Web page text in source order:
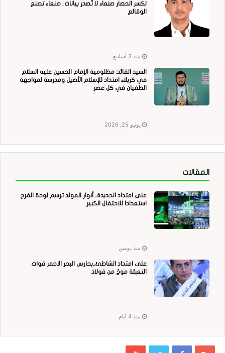
لكسر الحصار صنعاء لا تُصدر بيانات.. صنعاء تصنع
الوقائع
منذ 3 أسابيع
السيد القائد: مظلومية الإمام الحسين عليه السلام
في كربلاء امتداد للإسلام الأصيل ومدرسة لمواجهة
الطغيان في كل عصر
يونيو 25, 2026
المقالات
على امتداد الحديدة.. أنوار المولد ترسم لوحة الفرح
استعدادا للاحتفال الكبير
منذ يومين
على امتداد الشاطئ..بحارس البحر الاحمر قوات
التعبئة موجٌ من فولاذ
منذ 4 أيام